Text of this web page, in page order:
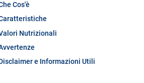
Cos'è
Nutrizionali
e Informazioni Utili